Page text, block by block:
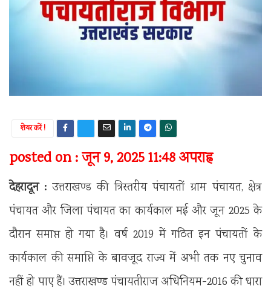
शेयर करें !
posted on : जून 9, 2025 11:48 अपराह्न
देहरादून : उत्तराखण्ड की त्रिस्तरीय पंचायतों ग्राम पंचायत, क्षेत्र
पंचायत और जिला पंचायत का कार्यकाल मई और जून 2025 के
दौरान समाप्त हो गया है। वर्ष 2019 में गठित इन पंचायतों के
कार्यकाल की समाप्ति के बावजूद राज्य में अभी तक नए चुनाव
नहीं हो पाए हैं। उत्तराखण्ड पंचायतीराज अधिनियम-2016 की धारा